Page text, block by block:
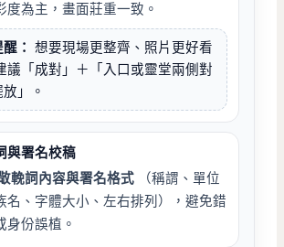
度為主，畫面莊重一致。
： 想要現場更整齊、照片更好看
議「成對」＋「入口或靈堂兩側對
」。
與署名校稿
輓詞內容與署名格式
（稱謂、單位
名、字體大小、左右排列），避免錯
身份誤植。